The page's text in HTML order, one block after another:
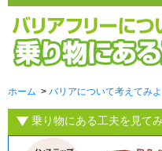
ホーム > バリアについて考えてみよ
乗り物にある工夫を見て